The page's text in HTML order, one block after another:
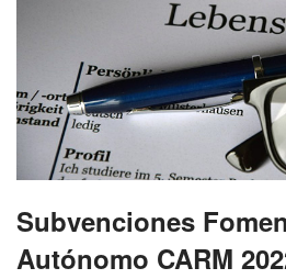
Subvenciones
Autónomo CARM